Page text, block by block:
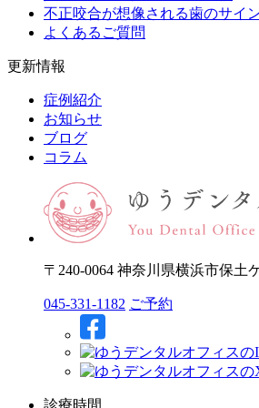
不正咬合が想像される歯のサイ
よくあるご質問
更新情報
症例紹介
お知らせ
ブログ
コラム
〒240-0064 神奈川県横浜市保土
045-331-1182 ご予約
診療時間